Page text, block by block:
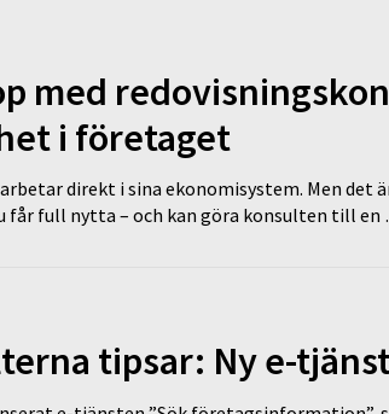
med
i företaget
direkt i sina ekonomisystem. Men det
får full nytta – och kan göra konsulten till
tipsar: Ny e-